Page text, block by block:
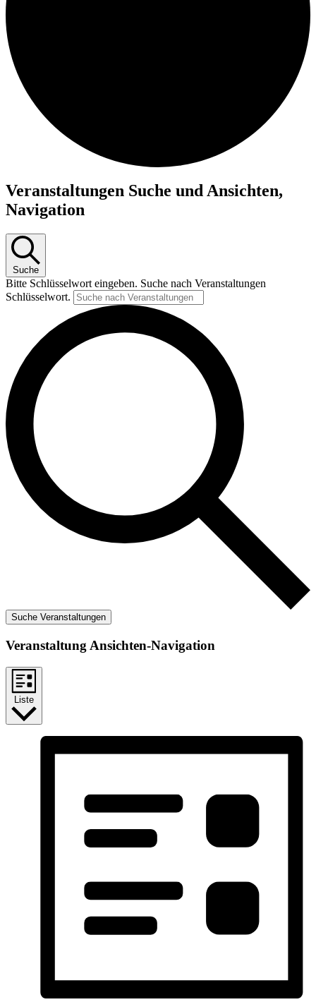
Veranstaltungen Suche und Ansichten,
Navigation
Suche
Bitte Schlüsselwort eingeben. Suche nach Veranstaltungen
Schlüsselwort.
Suche Veranstaltungen
Veranstaltung Ansichten-Navigation
Liste